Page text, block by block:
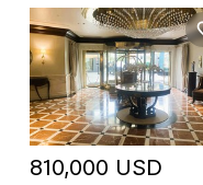
810,000 USD